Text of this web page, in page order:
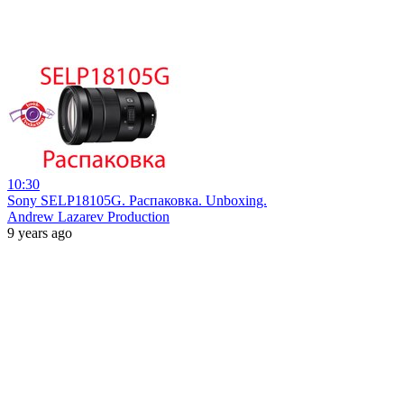
10:30
Sony SELP18105G. Распаковка. Unboxing.
Andrew Lazarev Production
9 years ago